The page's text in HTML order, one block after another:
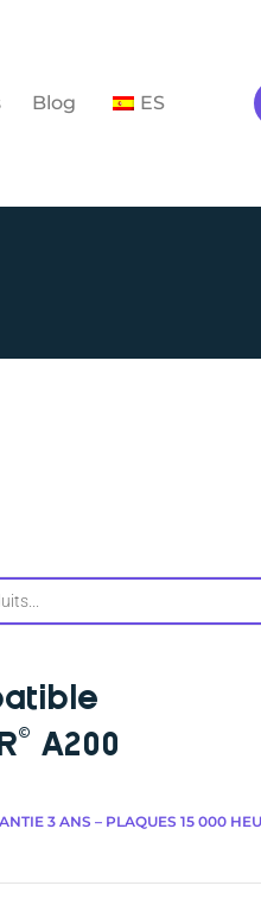
Blog ES
A200
3 ANS – PLAQUES 15 000